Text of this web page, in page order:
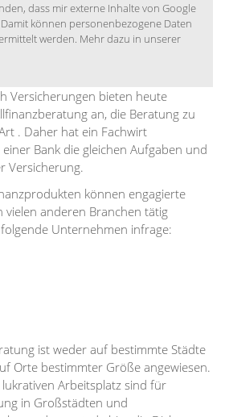
dass mir externe Inhalte von Google
können personenbezogene Daten
werden. Mehr dazu in unserer
Versicherungen bieten heute
an, die Beratung zu
. Daher hat ein Fachwirt
Bank die gleichen Aufgaben und
Versicherung.
können engagierte
vielen anderen Branchen tätig
Unternehmen infrage:
ist weder auf bestimmte Städte
Orte bestimmter Größe angewiesen.
Arbeitsplatz sind für
in Großstädten und